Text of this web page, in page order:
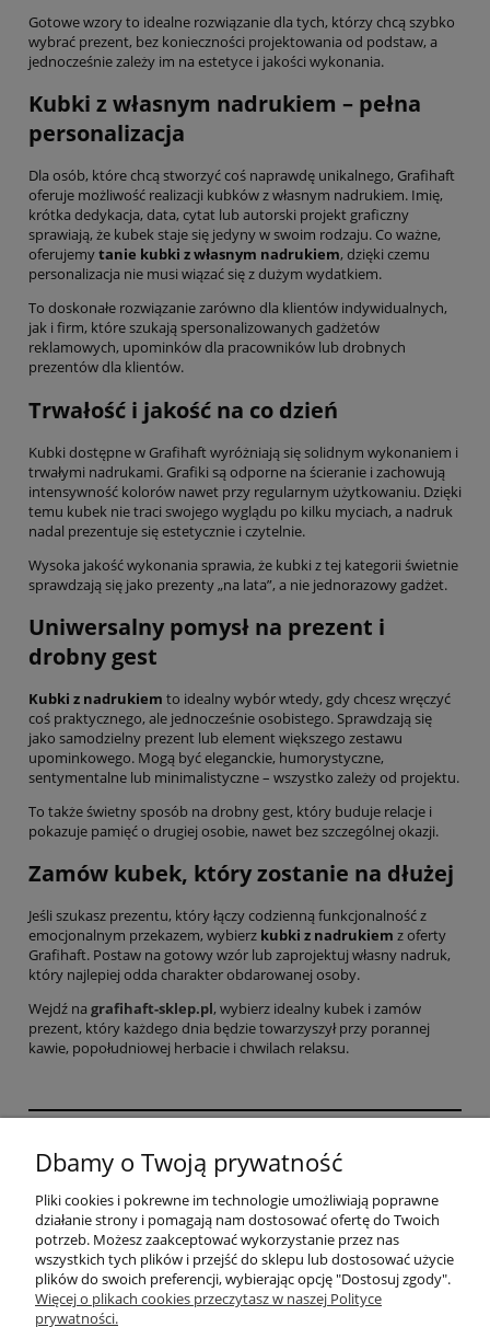
Gotowe wzory to idealne rozwiązanie dla tych, którzy chcą szybko
wybrać prezent, bez konieczności projektowania od podstaw, a
jednocześnie zależy im na estetyce i jakości wykonania.
Kubki z własnym nadrukiem – pełna
personalizacja
Dla osób, które chcą stworzyć coś naprawdę unikalnego, Grafihaft
oferuje możliwość realizacji kubków z własnym nadrukiem. Imię,
krótka dedykacja, data, cytat lub autorski projekt graficzny
sprawiają, że kubek staje się jedyny w swoim rodzaju. Co ważne,
oferujemytanie kubki z własnym nadrukiem, dzięki czemu
personalizacja nie musi wiązać się z dużym wydatkiem.
To doskonałe rozwiązanie zarówno dla klientów indywidualnych,
jak i firm, które szukają spersonalizowanych gadżetów
reklamowych, upominków dla pracowników lub drobnych
prezentów dla klientów.
Trwałość i jakość na co dzień
Kubki dostępne w Grafihaft wyróżniają się solidnym wykonaniem i
trwałymi nadrukami. Grafiki są odporne na ścieranie i zachowują
intensywność kolorów nawet przy regularnym użytkowaniu. Dzięki
temu kubek nie traci swojego wyglądu po kilku myciach, a nadruk
nadal prezentuje się estetycznie i czytelnie.
Wysoka jakość wykonania sprawia, że kubki z tej kategorii świetnie
sprawdzają się jako prezenty „na lata”, a nie jednorazowy gadżet.
Uniwersalny pomysł na prezent i
drobny gest
Kubki z nadrukiem to idealny wybór wtedy, gdy chcesz wręczyć
coś praktycznego, ale jednocześnie osobistego. Sprawdzają się
jako samodzielny prezent lub element większego zestawu
upominkowego. Mogą być eleganckie, humorystyczne,
sentymentalne lub minimalistyczne – wszystko zależy od projektu.
To także świetny sposób na drobny gest, który buduje relacje i
pokazuje pamięć o drugiej osobie, nawet bez szczególnej okazji.
Zamów kubek, który zostanie na dłużej
Jeśli szukasz prezentu, który łączy codzienną funkcjonalność z
emocjonalnym przekazem, wybierz kubki z nadrukiem z oferty
Grafihaft. Postaw na gotowy wzór lub zaprojektuj własny nadruk,
który najlepiej odda charakter obdarowanej osoby.
Wejdź na grafihaft-sklep.pl, wybierz idealny kubek i zamów
prezent, który każdego dnia będzie towarzyszył przy porannej
kawie, popołudniowej herbacie i chwilach relaksu.
GRAFIHAFT Sylwester Górecki | Bysina 205, 32-400
Myślenice, woj. małopolskie | mail:
sklep@grafihaft.pl | tel: 697 374 232, 518 626 771 |
NIP: 6811683757
Pomoc
Dbamy o Twoją prywatność
Pliki cookies i pokrewne im technologie umożliwiają poprawne
działanie strony i pomagają nam dostosować ofertę do Twoich
potrzeb. Możesz zaakceptować wykorzystanie przez nas
wszystkich tych plików i przejść do sklepu lub dostosować użycie
plików do swoich preferencji, wybierając opcję "Dostosuj zgody".
Więcej o plikach cookies przeczytasz w naszej Polityce
prywatności.